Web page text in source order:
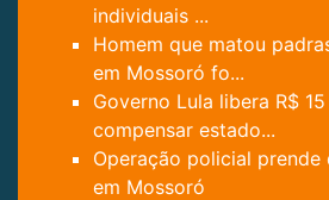
individuais ...
Homem que matou
em Mossoró fo...
Governo Lula libera R$
compensar estado...
Operação policial prende
em Mossoró